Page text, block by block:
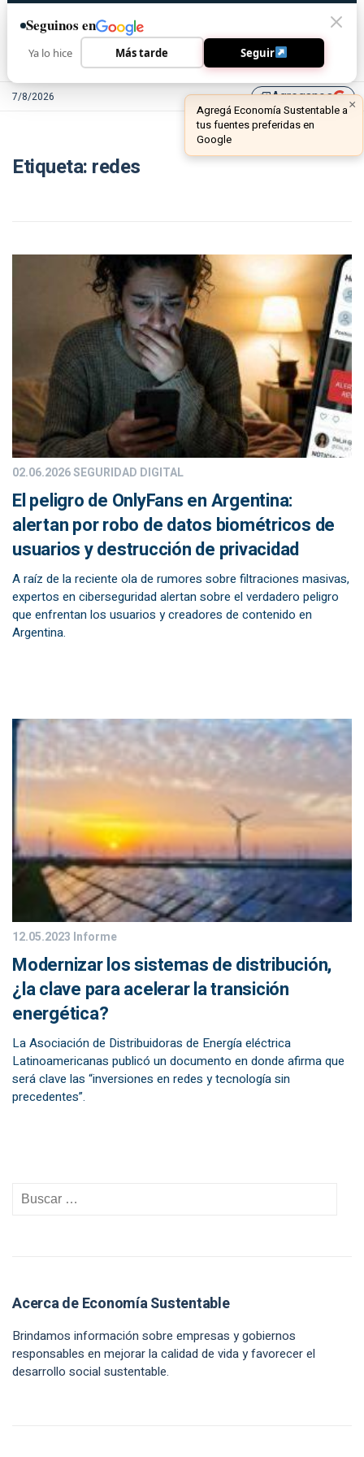
7/8/2026 library_addAgreganos ×
Agregá Economía Sustentable a
tus fuentes preferidas en
Google
Etiqueta: redes
02.06.2026SEGURIDAD DIGITAL
El peligro de OnlyFans en Argentina:
alertan por robo de datos biométricos de
usuarios y destrucción de privacidad
A raíz de la reciente ola de rumores sobre filtraciones masivas,
expertos en ciberseguridad alertan sobre el verdadero peligro
que enfrentan los usuarios y creadores de contenido en
Argentina.
12.05.2023 Informe
Modernizar los sistemas de distribución,
¿la clave para acelerar la transición
energética?
La Asociación de Distribuidoras de Energía eléctrica
Latinoamericanas publicó un documento en donde afirma que
será clave las “inversiones en redes y tecnología sin
precedentes”.
Acerca de Economía Sustentable
Brindamos información sobre empresas y gobiernos
responsables en mejorar la calidad de vida y favorecer el
desarrollo social sustentable.
Seguinos en
Ya lo hice Más tarde Seguir